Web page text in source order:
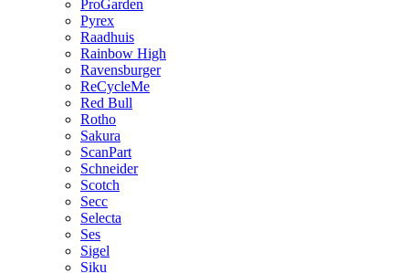
ProGarden
Pyrex
Raadhuis
Rainbow High
Ravensburger
ReCycleMe
Red Bull
Rotho
Sakura
ScanPart
Schneider
Scotch
Secc
Selecta
Ses
Sigel
Siku